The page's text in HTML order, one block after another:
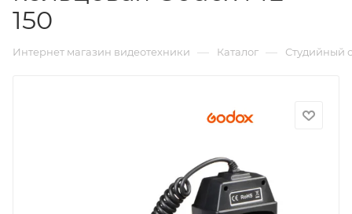
150
Интернет магазин видеотехники — Каталог — Студийный